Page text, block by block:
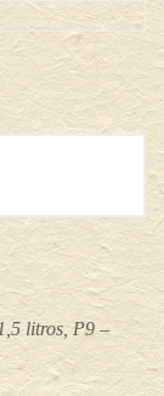
litros, P9 –